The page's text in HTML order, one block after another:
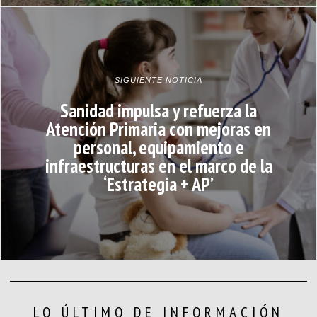
SIGUIENTE NOTICIA
Sanidad impulsa y refuerza la
Atención Primaria con mejoras en
personal, equipamiento e
infraestructuras en el marco de la
‘Estrategia + AP’
LO ÚLTIMO DE INFORMACIÓN